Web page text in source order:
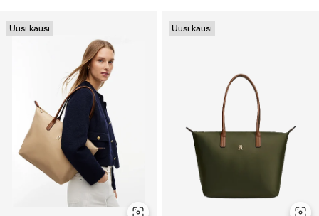
Uusi kausi Uusi kausi